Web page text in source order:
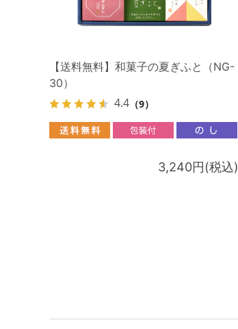
【送料無料】和菓子の夏ぎふと（NG-
30）
4.4 （9）
3,240円(税込)